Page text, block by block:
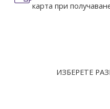
карта при
ИЗБЕРЕТЕ